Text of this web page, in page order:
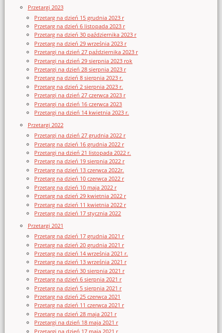
Przetargi 2023
Przetarg na dzień 15 grudnia 2023 r
Przetarg na dzień 6 listopada 2023 r
Przetarg na dzień 30 października 2023 r
Przetarg na dzień 29 września 2023 r
Przetargi na dzień 27 października 2023 r
Przetargi na dzień 29 sierpnia 2023 rok
Przetargi na dzień 28 sierpnia 2023 r
Przetarg na dzień 8 sierpnia 2023 r.
Przetarg na dzień 2 sierpnia 2023 r.
Przetargi na dzień 27 czerwca 2023 r
Przetargi na dzień 16 czerwca 2023
Przetargi na dzień 14 kwietnia 2023 r.
Przetargi 2022
Przetargi na dzień 27 grudnia 2022 r
Przetarg na dzień 16 grudnia 2022 r
Przetargi na dzień 21 listopada 2022 r.
Przetarg na dzień 19 sierpnia 2022 r
Przetarg na dzień 13 czerwca 2022r.
Przetarg na dzień 10 czerwca 2022 r
Przetarg na dzień 10 maja 2022 r
Przetarg na dzień 29 kwietnia 2022 r
Przetarg na dzień 11 kwietnia 2022 r
Przetarg na dzień 17 stycznia 2022
Przetargi 2021
Przetarg na dzień 17 grudnia 2021 r
Przetarg na dzień 20 grudnia 2021 r
Przetarg na dzień 14 września 2021 r.
Przetarg na dzień 13 września 2021 r
Przetarg na dzień 30 sierpnia 2021 r
Przetarg na dzień 6 sierpnia 2021 r
Przetarg na dzień 5 sierpnia 2021 r
Przetarg na dzień 25 czerwca 2021
Przetarg na dzień 11 czerwca 2021 r
Przetarg na dzień 28 maja 2021 r
Przetargi na dzień 18 maja 2021 r
Przetargi na dzień 17 maja 2021 r